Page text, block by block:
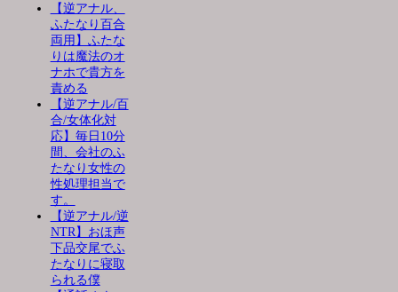
【逆アナル、
ふたなり百合
両用】ふたな
りは魔法のオ
ナホで貴方を
責める
【逆アナル/百
合/女体化対
応】毎日10分
間、会社のふ
たなり女性の
性処理担当で
す。
【逆アナル/逆
NTR】おほ声
下品交尾でふ
たなりに寝取
られる僕